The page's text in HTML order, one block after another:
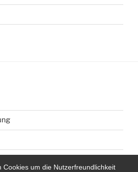
Cookies um die Nutzerfreundlichkeit